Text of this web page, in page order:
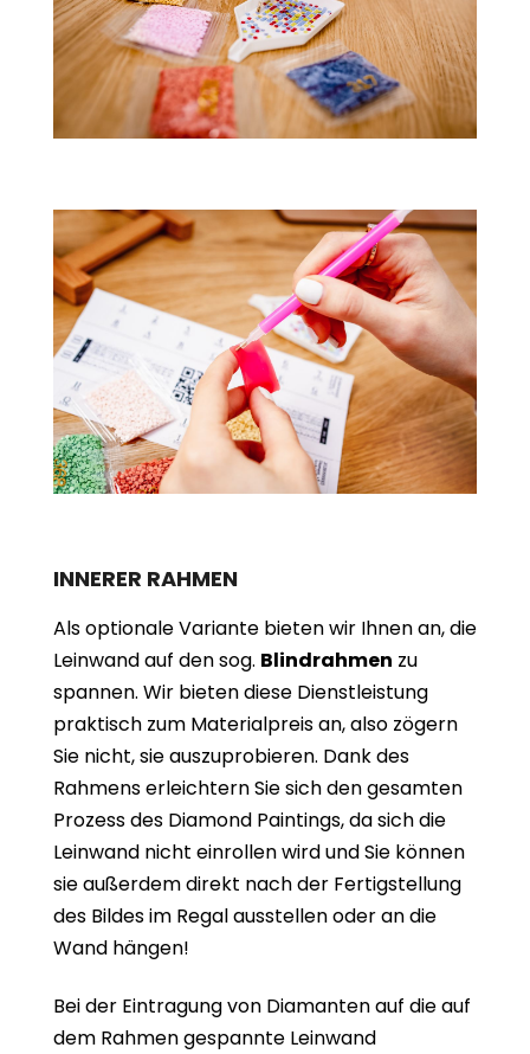
INNERER RAHMEN
Als optionale Variante bieten wir Ihnen an, die
Leinwand auf den sog. Blindrahmen zu
spannen. Wir bieten diese Dienstleistung
praktisch zum Materialpreis an, also zögern
Sie nicht, sie auszuprobieren. Dank des
Rahmens erleichtern Sie sich den gesamten
Prozess des Diamond Paintings, da sich die
Leinwand nicht einrollen wird und Sie können
sie außerdem direkt nach der Fertigstellung
des Bildes im Regal ausstellen oder an die
Wand hängen!
Bei der Eintragung von Diamanten auf die auf
dem Rahmen gespannte Leinwand